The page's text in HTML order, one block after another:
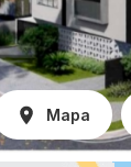
Mapa